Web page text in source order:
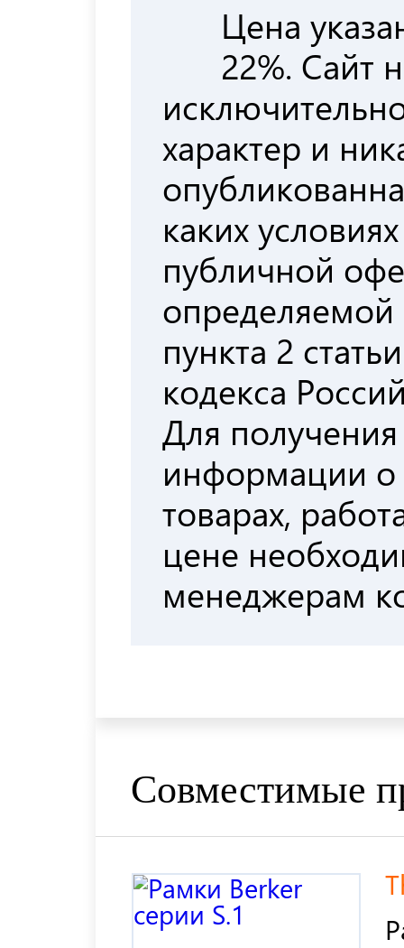
Цена
22%. Сайт
характер и
каких
публичной
пункта 2
кодекса
Для
информации о
товарах,
цене
менеджерам
Совместимые